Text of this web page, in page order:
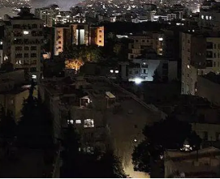
Ordu
Rize
Sakarya
Samsun
Siirt